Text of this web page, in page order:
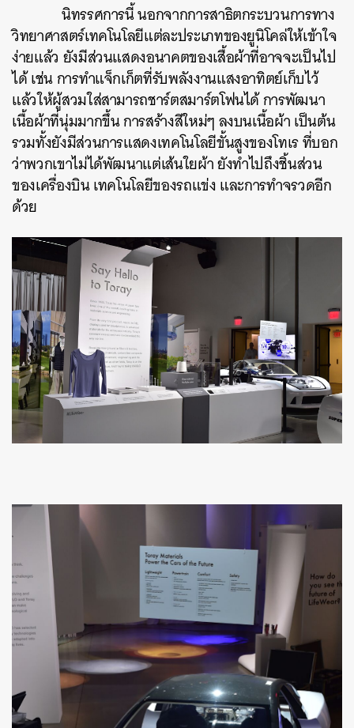
นิทรรศการนี้ นอกจากการสาธิตกระบวนการทาง
วิทยาศาสตร์เทคโนโลยีแต่ละประเภทของยูนิโคล่ให้เข้าใจ
ง่ายแล้ว ยังมีส่วนแสดงอนาคตของเสื้อผ้าที่อาจจะเป็นไป
ได้ เช่น การทำแจ็กเก็ตที่รับพลังงานแสงอาทิตย์เก็บไว้
แล้วให้ผู้สวมใส่สามารถชาร์ตสมาร์ตโฟนได้ การพัฒนา
เนื้อผ้าที่นุ่มมากขึ้น การสร้างสีใหม่ๆ ลงบนเนื้อผ้า เป็นต้น
รวมทั้งยังมีส่วนการแสดงเทคโนโลยีขั้นสูงของโทเร ที่บอก
ว่าพวกเขาไม่ได้พัฒนาแต่เส้นใยผ้า ยังทำไปถึงชิ้นส่วน
ของเครื่องบิน เทคโนโลยีของรถแข่ง และการทำจรวดอีก
ด้วย